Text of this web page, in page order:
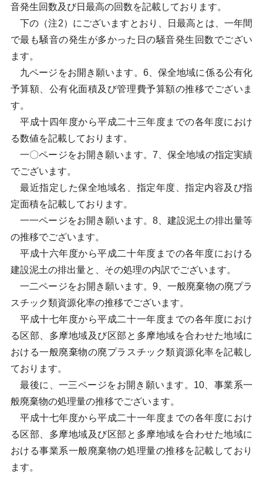
音発生回数及び日最高の回数を記載しております。
下の（注2）にございますとおり、日最高とは、一年間
で最も騒音の発生が多かった日の騒音発生回数でござい
ます。
九ページをお開き願います。6、保全地域に係る公有化
予算額、公有化面積及び管理費予算額の推移でございま
す。
平成十四年度から平成二十三年度までの各年度におけ
る数値を記載しております。
一〇ページをお開き願います。7、保全地域の指定実績
でございます。
最近指定した保全地域名、指定年度、指定内容及び指
定面積を記載しております。
一一ページをお開き願います。8、建設泥土の排出量等
の推移でございます。
平成十六年度から平成二十年度までの各年度における
建設泥土の排出量と、その処理の内訳でございます。
一二ページをお開き願います。9、一般廃棄物の廃プラ
スチック類資源化率の推移でございます。
平成十七年度から平成二十一年度までの各年度におけ
る区部、多摩地域及び区部と多摩地域を合わせた地域に
おける一般廃棄物の廃プラスチック類資源化率を記載し
ております。
最後に、一三ページをお開き願います。10、事業系一
般廃棄物の処理量の推移でございます。
平成十七年度から平成二十一年度までの各年度におけ
る区部、多摩地域及び区部と多摩地域を合わせた地域に
おける事業系一般廃棄物の処理量の推移を記載しており
ます。